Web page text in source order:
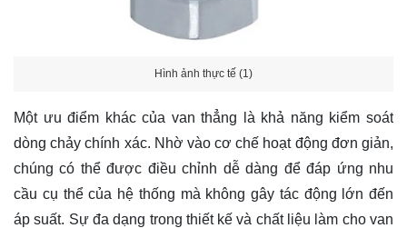
Hình ảnh thực tế (1)
Một ưu điểm khác của van thẳng là khả năng kiểm soát
dòng chảy chính xác. Nhờ vào cơ chế hoạt động đơn giản,
chúng có thể được điều chỉnh dễ dàng để đáp ứng nhu
cầu cụ thể của hệ thống mà không gây tác động lớn đến
áp suất. Sự đa dạng trong thiết kế và chất liệu làm cho van